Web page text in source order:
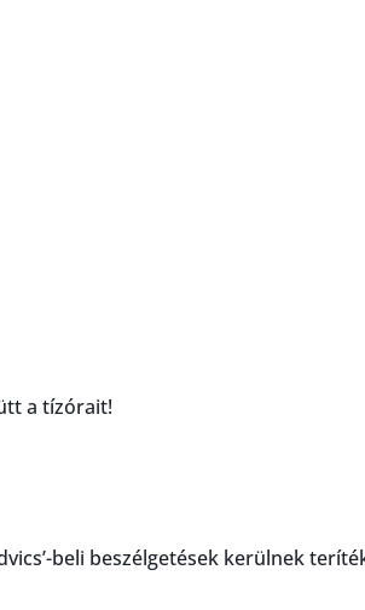
a tízórait!
beli beszélgetések kerülnek